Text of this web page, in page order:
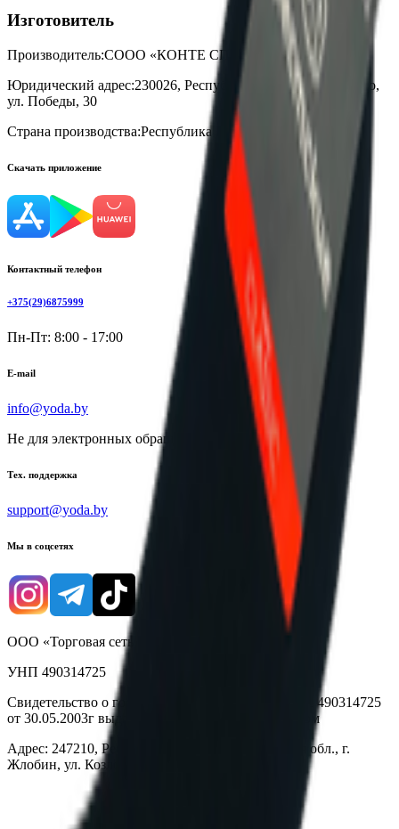
Изготовитель
Производитель:СООО «КОНТЕ СПА»
Юридический адрес:230026, Республика Беларусь, г. Гродно,
ул. Победы, 30
Страна производства:Республика Беларусь
Скачать приложение
Контактный телефон
+375(29)6875999
Пн-Пт: 8:00 - 17:00
E-mail
info@yoda.by
Не для электронных обращений
Тех. поддержка
support@yoda.by
Мы в соцсетях
ООО «Торговая сеть «Продмир»
УНП 490314725
Свидетельство о государственной регистрации № 490314725
от 30.05.2003г выдано Гомельским облисполкомом
Адрес: 247210, Республика Беларусь, Гомельская обл., г.
Жлобин, ул. Козлова 2-А